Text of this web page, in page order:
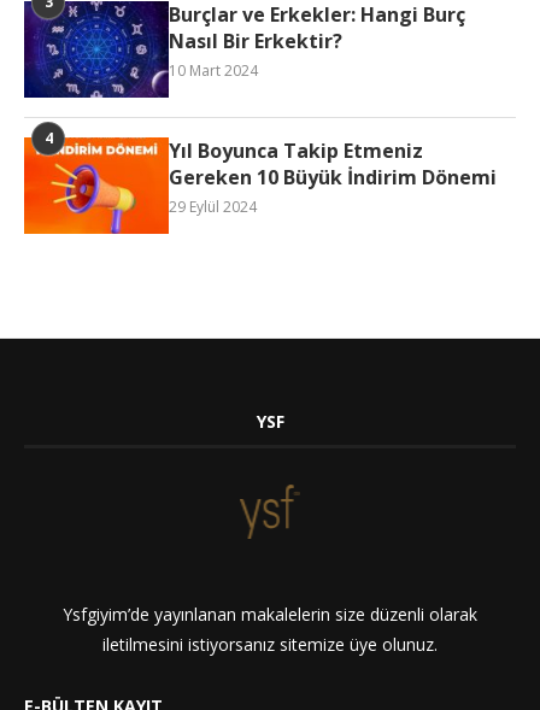
Burçlar ve Erkekler: Hangi Burç
Nasıl Bir Erkektir?
10 Mart 2024
Yıl Boyunca Takip Etmeniz
Gereken 10 Büyük İndirim Dönemi
29 Eylül 2024
YSF
Ysfgiyim’de yayınlanan makalelerin size düzenli olarak
iletilmesini istiyorsanız sitemize üye olunuz.